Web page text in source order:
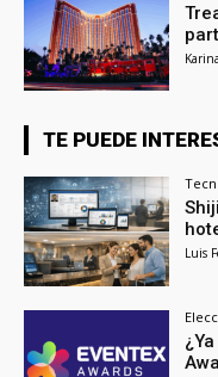
TE PUEDE
Luis